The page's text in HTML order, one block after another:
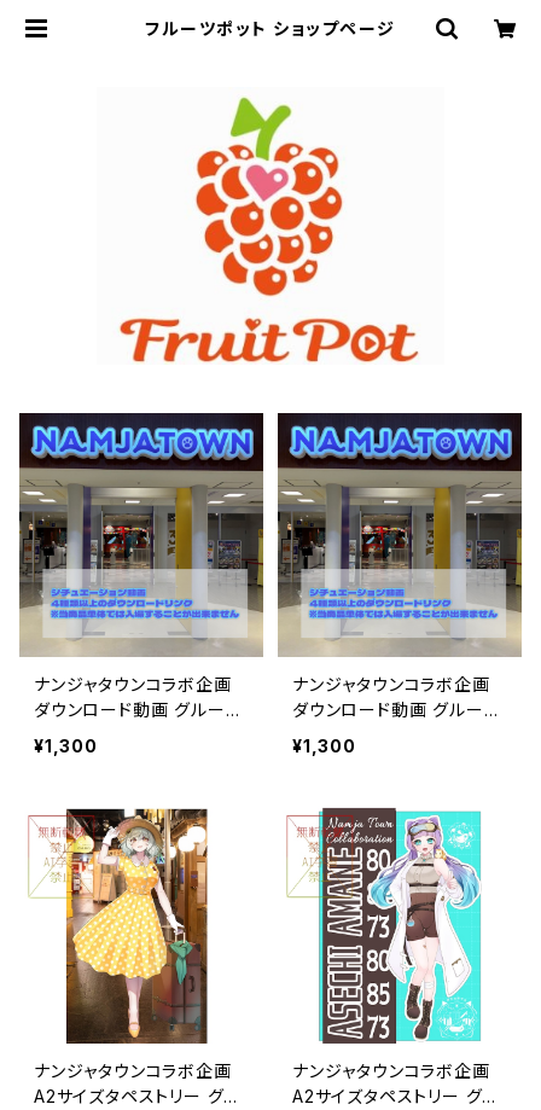
フルーツポット ショップページ
ナンジャタウンコラボ企画
ダウンロード動画 グループ
A
¥1,300
ナンジャタウンコラボ企画
ダウンロード動画 グループ
B
¥1,300
ナンジャタウンコラボ企画
A2サイズタペストリー グル
ナンジャタウンコラボ企画
A2サイズタペストリー グル